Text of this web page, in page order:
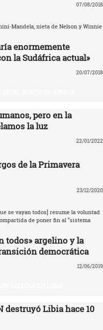
07/08/2018
Mandela, nieta de Nelson y Winnie
enormemente
la Sudáfrica actual»
20/07/2018
pero en la
la luz
22/01/2022
de la Primavera
23/12/2020
se vayan todos] resume la voluntad
de poner fin al “sistema
todos» argelino y la
democrática
12/06/2019
destruyó Libia ‎hace 10